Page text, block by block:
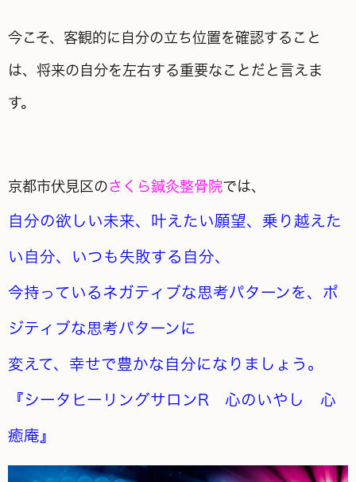
今こそ、客観的に自分の立ち位置を確認すること
は、将来の自分を左右する重要なことだと言えま
す。
京都市伏見区のさくら鍼灸整骨院では、
自分の欲しい未来、叶えたい願望、乗り越えた
い自分、いつも失敗する自分、
今持っているネガティブな思考パターンを、ポ
ジティブな思考パターンに
変えて、幸せで豊かな自分になりましょう。
『シータヒーリングサロンR 心のいやし 心
癒庵』